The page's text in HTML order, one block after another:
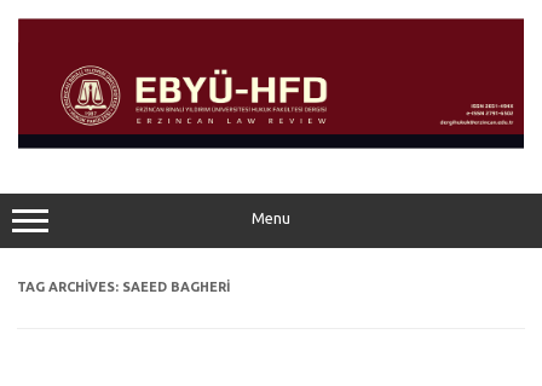
content
Menu
TAG ARCHIVES: SAEED BAGHERİ